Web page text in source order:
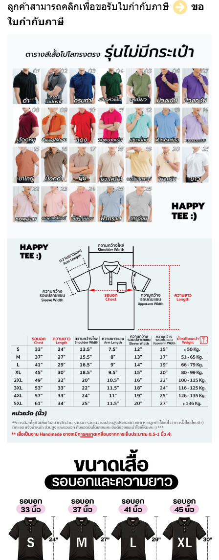
ลูกค้าสามารถคลิกเพื่อขอรับใบกำกับภาษี
ขอ
ใบกำกับภาษี